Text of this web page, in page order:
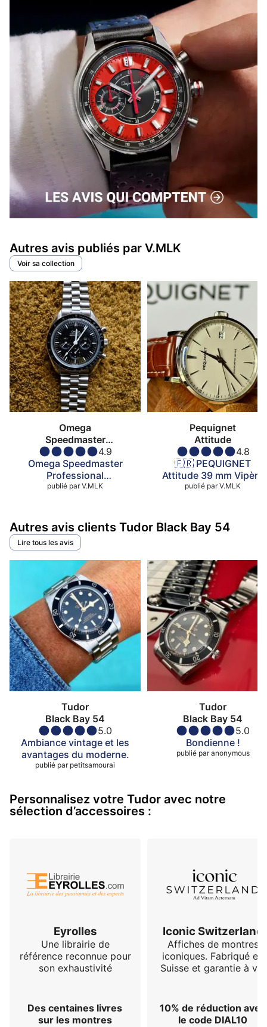
Autres avis publiés par V.MLK
Voir sa collection
Omega
Speedmaster
Moonwatch4.9
Omega Speedmaster
Professional
Moonwatch Réf.
publié par V.MLK
Pequignet
Attitude
4.8
🇫🇷 PEQUIGNET
Attitude 39 mm Vipère
publié par V.MLK
Autres avis clients Tudor Black Bay 54
Lire tous les avis
Tudor
Black Bay 54
5.0
Ambiance vintage et les
avantages du moderne.
publié par petitsamourai
Tudor
Black Bay 54
5.0
Bondienne !
publié par anonymous
Personnalisez votre Tudor avec notre
sélection d’accessoires :
Eyrolles
Une librairie de
référence reconnue pour
son exhaustivité
Des centaines livres
sur les montres
Iconic Switzerland
Affiches de montres
iconiques. Fabriqué en
Suisse et garantie à vie
10% de réduction avec
le code DIAL10